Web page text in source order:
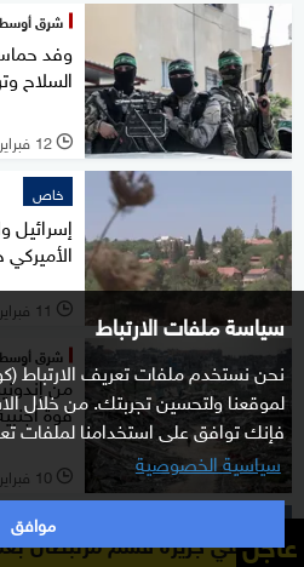
سياسة ملفات الارتباط
نحن نستخدم ملفات تعريف الارتباط
لموقعنا ولتحسين تجربتك. من خلال
فإنك توافق على استخدامنا لملفات
سياسية الخصوصية
موافق
شرق
وفد
السلاح
l 12 فبراير 2026
خاص
l 11 فبراير 2026
شرق
من
قوة
l 10 فبراير 2026
شرق أوسط
قتلى عاجلقشم مرتبطان بعملية ضد